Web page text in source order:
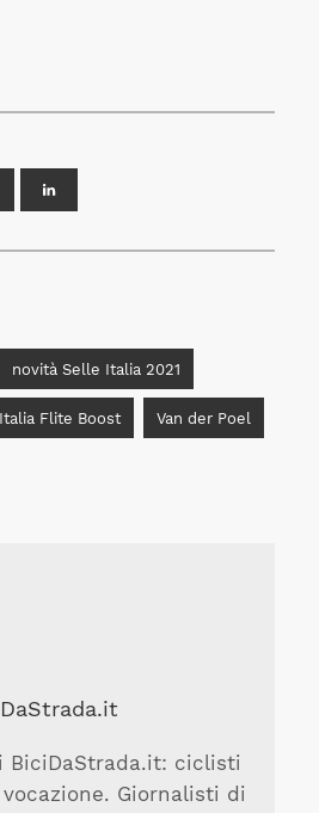
novità Selle Italia 2021
Flite Boost Van der Poel
BiciDaStrada.it: ciclisti
Giornalisti di